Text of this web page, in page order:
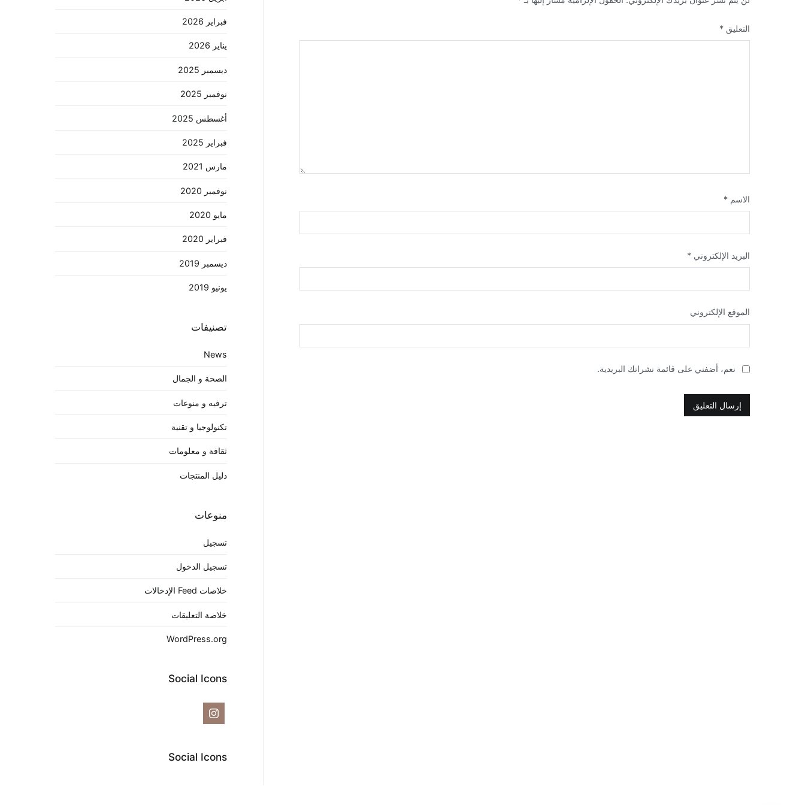
التعليق *
الاسم *
البريد الإلكتروني *
الموقع الإلكتروني
نعم، أضفني على قائمة نشراتك البريدية.
فبراير 2026
يناير 2026
ديسمبر 2025
نوفمبر 2025
أغسطس 2025
فبراير 2025
مارس 2021
نوفمبر 2020
مايو 2020
فبراير 2020
ديسمبر 2019
يونيو 2019
تصنيفات
News
الصحة و الجمال
ترفيه و منوعات
تكنولوجيا و تقنية
ثقافة و معلومات
دليل المنتجات
منوعات
تسجيل
تسجيل الدخول
خلاصات Feed الإدخالات
خلاصة التعليقات
WordPress.org
Social Icons
Social Icons